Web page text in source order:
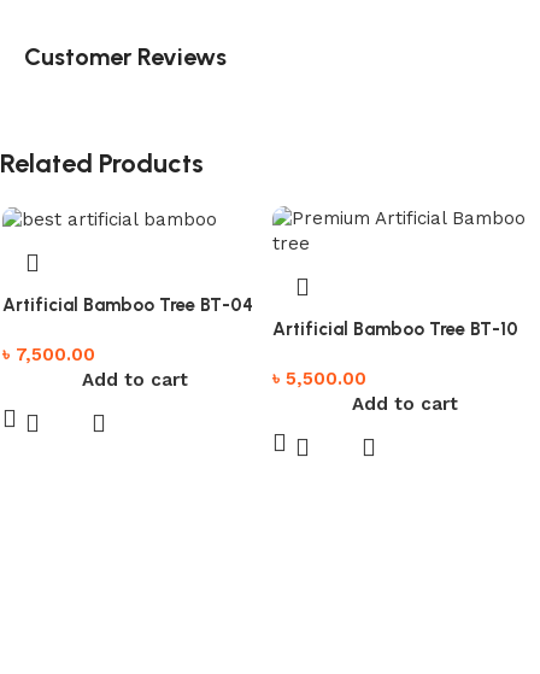
Customer Reviews
Related Products
Artificial Bamboo Tree BT-04
৳ 7,500.00
Add to cart
Artificial Bamboo Tree BT-10
৳ 5,500.00
Add to cart